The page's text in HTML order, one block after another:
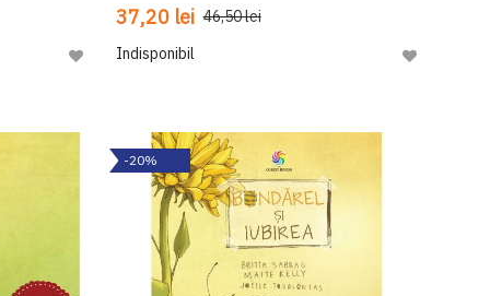
Adaugă
de
Dorinte
37,20 lei 46,50 lei
Indisponibil
Adaugă
-20%